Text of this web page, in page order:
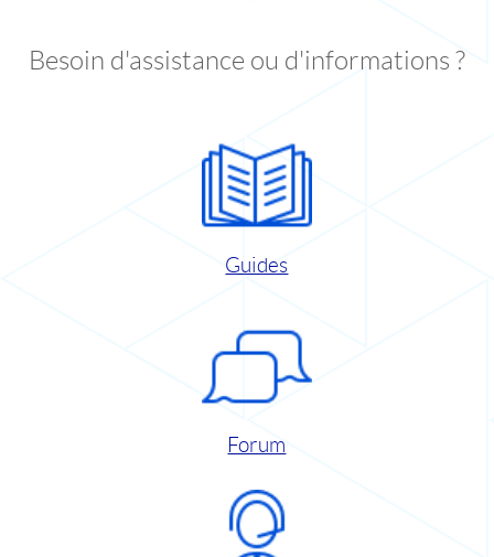
Besoin d'assistance ou d'informations ?
Guides
Forum